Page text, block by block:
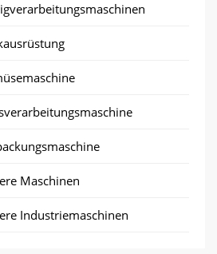
Maschinen
Industriemaschinen